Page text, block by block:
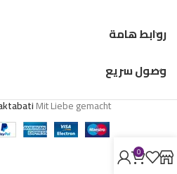
روابط هامة
وصول سريع
Mit Liebe gemacht
0